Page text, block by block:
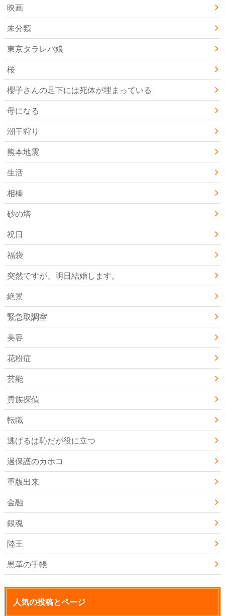
映画
未分類
東京タラレバ娘
桜
櫻子さんの足下には死体が埋まっている
母になる
潮干狩り
熊本地震
生活
相棒
砂の塔
祝日
福袋
突然ですが、明日結婚します。
絶景
緊急取調室
美容
花粉症
芸能
貴族探偵
転職
逃げるは恥だが役に立つ
過保護のカホコ
重版出来
金融
銀魂
陸王
黒革の手帳
人気の投稿とページ